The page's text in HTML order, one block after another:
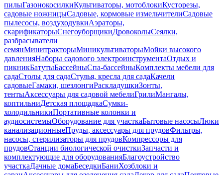
пилыГазонокосилкиКультиваторы, мотоблокиКусторезы,
садовые ножницыСадовые, кормовые измельчителиСадовые
пылесосы, воздуходувкиАэраторы,
скарификаторыСнегоуборщикиДровоколыСеялки,
разбрасыватели
семянМинитракторыМиникультиваторыМойки высокого
давленияНаборы садового электроинструментаОтдых и
пикникБатутыБассейныСпа-бассейныКомплекты мебели для
садаСтолы для садаСтулья, кресла для садаКачели
садовыеГамаки, шезлонгиРаскладушкиЗонты,
тентыАксессуары для садовой мебелиГрилиМангалы,
коптильниДетская площадкаСумки-
холодильникиПортативные колонки и
аудиосистемыОборудование для участкаБытовые насосыЛюки
канализационныеПруды, аксессуары для прудовФильтры,
насосы, стерилизаторы для прудовКомпрессоры для
прудовСтанции биологической очисткиЗапчасти и
комплектующие для оборудованияБлагоустройство
участкаДачные домаБеседкиБаниХозблоки и